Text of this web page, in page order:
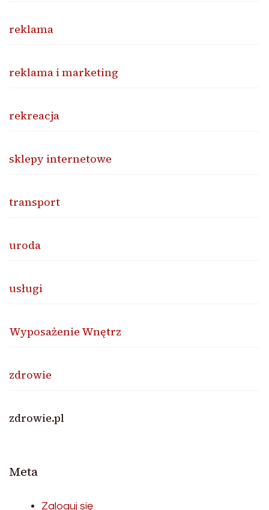
reklama
reklama i marketing
rekreacja
sklepy internetowe
transport
uroda
usługi
Wyposażenie Wnętrz
zdrowie
zdrowie.pl
Meta
Zaloguj się